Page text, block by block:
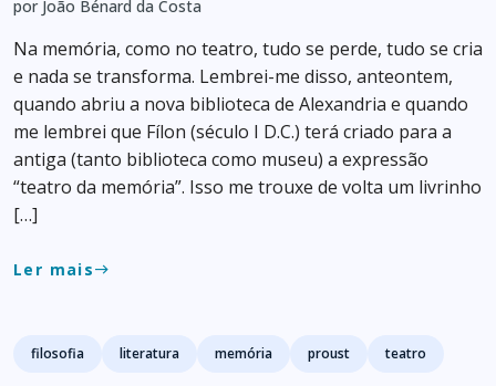
por João Bénard da Costa
Na memória, como no teatro, tudo se perde, tudo se cria
e nada se transforma. Lembrei-me disso, anteontem,
quando abriu a nova biblioteca de Alexandria e quando
me lembrei que Fílon (século I D.C.) terá criado para a
antiga (tanto biblioteca como museu) a expressão
“teatro da memória”. Isso me trouxe de volta um livrinho
[…]
Ler maiseast
Tags
filosofia literatura memória proust teatro